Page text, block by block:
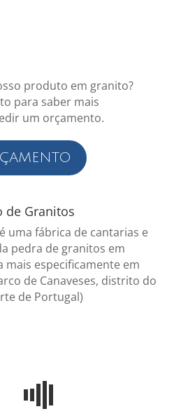
produto em granito?
para saber mais
um orçamento.
de Granitos
uma fábrica de cantarias e
pedra de granitos em
mais especificamente em
de Canaveses, distrito do
de Portugal)